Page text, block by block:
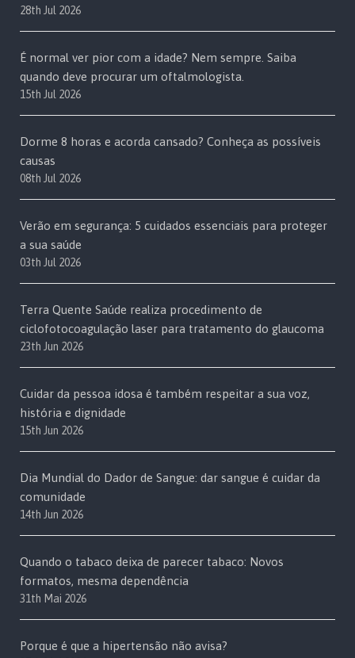
28th Jul 2026
É normal ver pior com a idade? Nem sempre. Saiba
quando deve procurar um oftalmologista.
15th Jul 2026
Dorme 8 horas e acorda cansado? Conheça as possíveis
causas
08th Jul 2026
Verão em segurança: 5 cuidados essenciais para proteger
a sua saúde
03th Jul 2026
Terra Quente Saúde realiza procedimento de
ciclofotocoagulação laser para tratamento do glaucoma
23th Jun 2026
Cuidar da pessoa idosa é também respeitar a sua voz,
história e dignidade
15th Jun 2026
Dia Mundial do Dador de Sangue: dar sangue é cuidar da
comunidade
14th Jun 2026
Quando o tabaco deixa de parecer tabaco: Novos
formatos, mesma dependência
31th Mai 2026
Porque é que a hipertensão não avisa?